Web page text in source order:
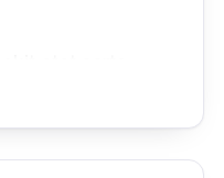
dan demam
cepat.